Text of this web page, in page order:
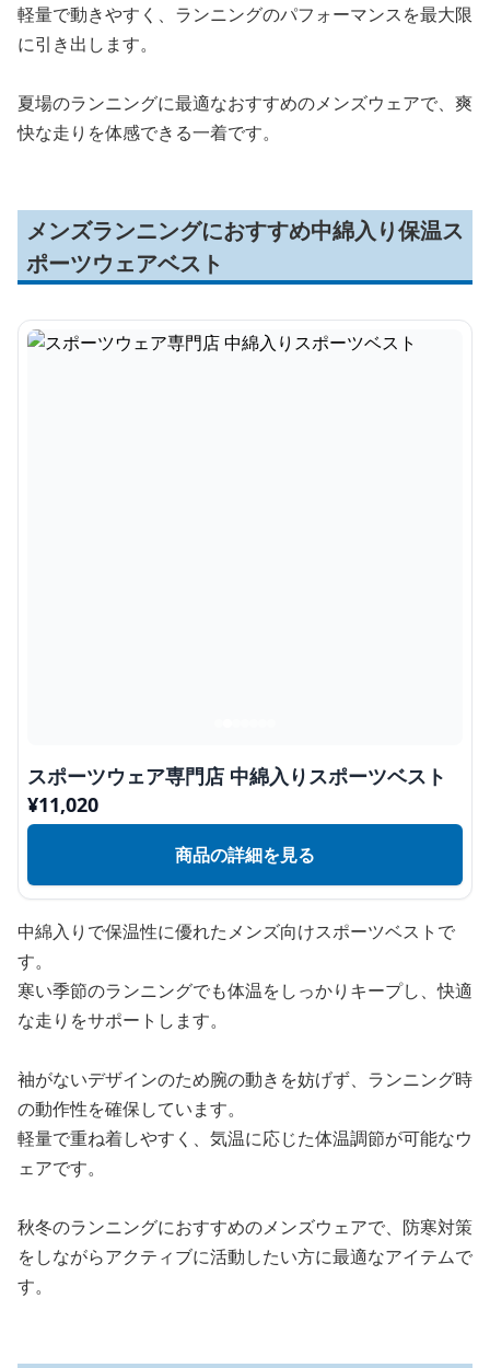
軽量で動きやすく、ランニングのパフォーマンスを最大限
に引き出します。
夏場のランニングに最適なおすすめのメンズウェアで、爽
快な走りを体感できる一着です。
メンズランニングにおすすめ中綿入り保温ス
ポーツウェアベスト
スポーツウェア専門店 中綿入りスポーツベスト
¥11,020
商品の詳細を見る
中綿入りで保温性に優れたメンズ向けスポーツベストで
す。
寒い季節のランニングでも体温をしっかりキープし、快適
な走りをサポートします。
袖がないデザインのため腕の動きを妨げず、ランニング時
の動作性を確保しています。
軽量で重ね着しやすく、気温に応じた体温調節が可能なウ
ェアです。
秋冬のランニングにおすすめのメンズウェアで、防寒対策
をしながらアクティブに活動したい方に最適なアイテムで
す。